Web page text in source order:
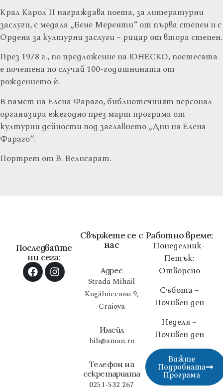
Крал Карол II награждава поета, за литературни
заслуги, с медала „Бене Меренти“ от първа степен и с
Ордена за културни заслуги – рицар от втора степен.
През 1978 г., по предложение на ЮНЕСКО, поетесата
е почетена по случай 100-годишнината от
рождението ѝ.
В памет на Елена Фараго, библиотечният персонал
организира ежегодно през март програма от
културни дейности под заглавието „Дни на Елена
Фараго“.
Портрет от В. Велисарат.
Работно време:
Понеделник-
Петък:
Отворено
Събота –
Почивен ден
Неделя –
Почивен ден
Вижте
Подробната
Програма
Свържете се с
нас
Адрес
Strada Mihail
Kogălniceanu 9,
Craiova
Имейл
bib@aman.ro
Телефон на
секретариата
0251-532 267
Последвайте
ни сега: